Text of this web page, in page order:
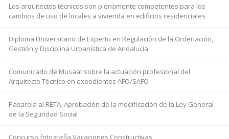
Los arquitectos técnicos son plenamente competentes para los
cambios de uso de locales a vivienda en edificios residenciales
Diploma Universitario de Experto en Regulación de la Ordenación,
Gestión y Disciplina Urbanística de Andalucía
Comunicado de Musaat sobre la actuación profesional del
Arquitecto Técnico en expedientes AFO/SAFO
Pasarela al RETA. Aprobación de la modificación de la Ley General
de la Seguridad Social
Concurso fotografía Vacaciones Constructivas